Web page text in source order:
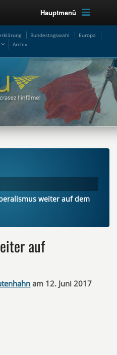
Hauptmenü
Bundestagswahl
Europa
Archiv
weiter auf dem
auf
am 12. Juni 2017